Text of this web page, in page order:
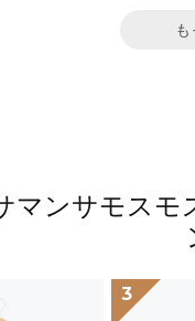
も
マンサモス
3